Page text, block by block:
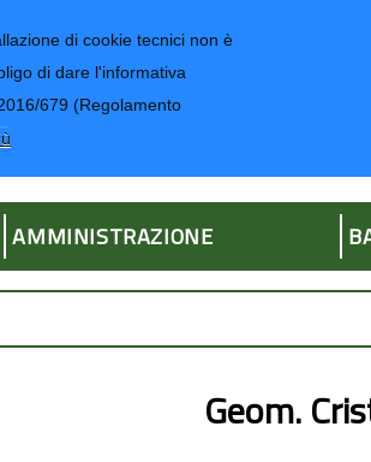
di cookie tecnici non è
di dare l'informativa
679 (Regolamento
AMMINISTRAZIONE
Geom.